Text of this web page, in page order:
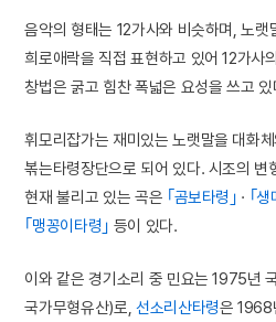
음악의 형태는 12가사와 비슷하며, 노랫
희로애락을 직접 표현하고 있어 12가사
창법은 굵고 힘찬 폭넓은 요성을 쓰고 있
휘모리잡가는 재미있는 노랫말을 대화
볶는타령장단으로 되어 있다. 시조의 변
현재 불리고 있는 곡은 ｢곰보타령｣ · ｢생
｢맹꽁이타령｣ 등이 있다.
이와 같은 경기소리 중 민요는 1975년
국가무형유산)로, 선소리산타령은 1968